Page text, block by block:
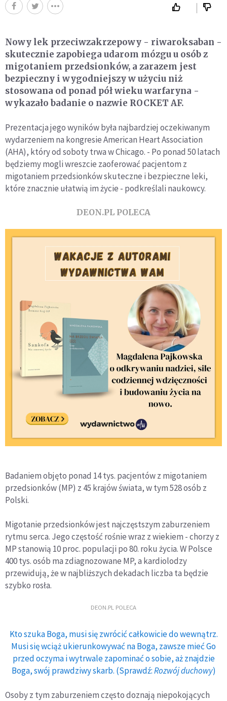
Nowy lek przeciwzakrzepowy - riwaroksaban -
skutecznie zapobiega udarom mózgu u osób z
migotaniem przedsionków, a zarazem jest
bezpieczny i wygodniejszy w użyciu niż
stosowana od ponad pół wieku warfaryna -
wykazało badanie o nazwie ROCKET AF.
Prezentacja jego wyników była najbardziej oczekiwanym
wydarzeniem na kongresie American Heart Association
(AHA), który od soboty trwa w Chicago. - Po ponad 50 latach
będziemy mogli wreszcie zaoferować pacjentom z
migotaniem przedsionków skuteczne i bezpieczne leki,
które znacznie ułatwią im życie - podkreślali naukowcy.
DEON.PL POLECA
Badaniem objęto ponad 14 tys. pacjentów z migotaniem
przedsionków (MP) z 45 krajów świata, w tym 528 osób z
Polski.
Migotanie przedsionków jest najczęstszym zaburzeniem
rytmu serca. Jego częstość rośnie wraz z wiekiem - chorzy z
MP stanowią 10 proc. populacji po 80. roku życia. W Polsce
400 tys. osób ma zdiagnozowane MP, a kardiolodzy
przewidują, że w najbliższych dekadach liczba ta będzie
szybko rosła.
DEON.PL POLECA
Kto szuka Boga, musi się zwrócić całkowicie do wewnątrz.
Musi się wciąż ukierunkowywać na Boga, zawsze mieć Go
przed oczyma i wytrwale zapominać o sobie, aż znajdzie
Boga, swój prawdziwy skarb. (Sprawdź:Rozwój duchowy)
Osoby z tym zaburzeniem często doznają niepokojących